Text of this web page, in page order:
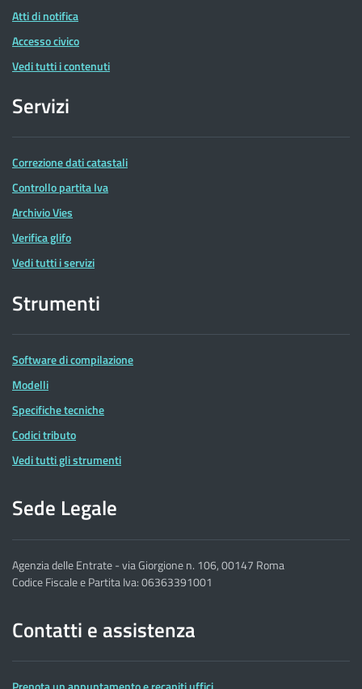
Atti di notifica
Accesso civico
Vedi tutti i contenuti
Servizi
Correzione dati catastali
Controllo partita Iva
Archivio Vies
Verifica glifo
Vedi tutti i servizi
Strumenti
Software di compilazione
Modelli
Specifiche tecniche
Codici tributo
Vedi tutti gli strumenti
Sede Legale
Agenzia delle Entrate - via Giorgione n. 106, 00147 Roma
Codice Fiscale e Partita Iva: 06363391001
Contatti e assistenza